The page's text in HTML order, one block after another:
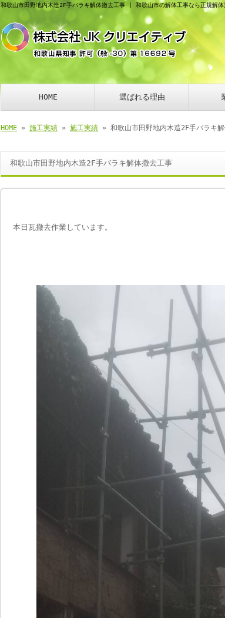
和歌山市田野地内木造2F手バラキ解体撤去工事 | 和歌山市の解体工事なら正規解体
HOME 選ばれる理由
HOME » 施工実績 » 施工実績 » 和歌山市田野地内木造2F手バラキ
和歌山市田野地内木造2F手バラキ解体撤去工事
本日瓦撤去作業しています。